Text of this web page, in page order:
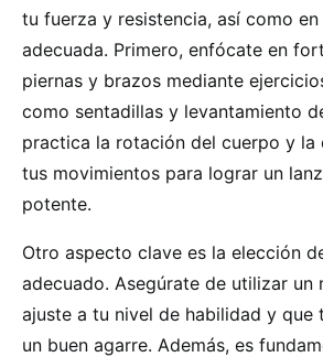
tu fuerza y resistencia, así como
adecuada. Primero, enfócate en
piernas y brazos mediante
como sentadillas y levantamiento
practica la rotación del cuerpo y la
tus movimientos para lograr un
potente.
Otro aspecto clave es la elección
adecuado. Asegúrate de utilizar un
ajuste a tu nivel de habilidad y que
un buen agarre. Además, es